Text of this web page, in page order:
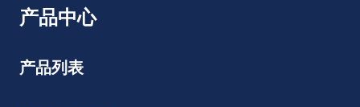
产品中心
产品列表